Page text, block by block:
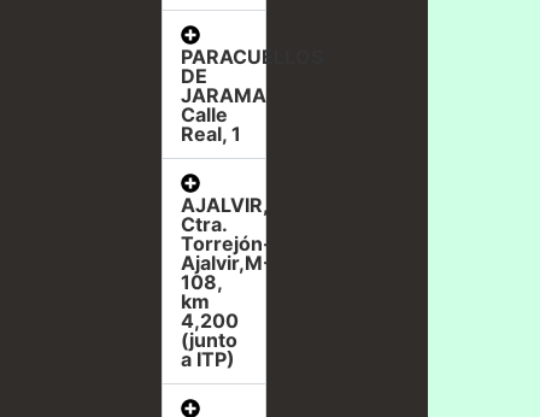
PARACUELLOS
DE
JARAMA,
Calle
Real, 1
AJALVIR,
Ctra.
Torrejón-
Ajalvir,M-
108,
km
4,200
(junto
a ITP)